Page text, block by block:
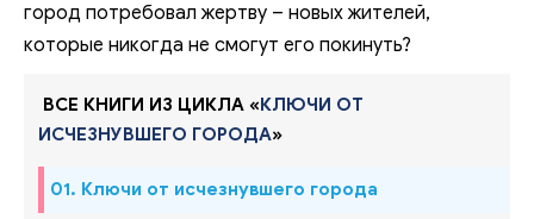
город потребовал жертву – новых жителей,
которые никогда не смогут его покинуть?
ВСЕ КНИГИ ИЗ ЦИКЛА « КЛЮЧИ ОТ
ИСЧЕЗНУВШЕГО ГОРОДА»
01. Ключи от исчезнувшего города